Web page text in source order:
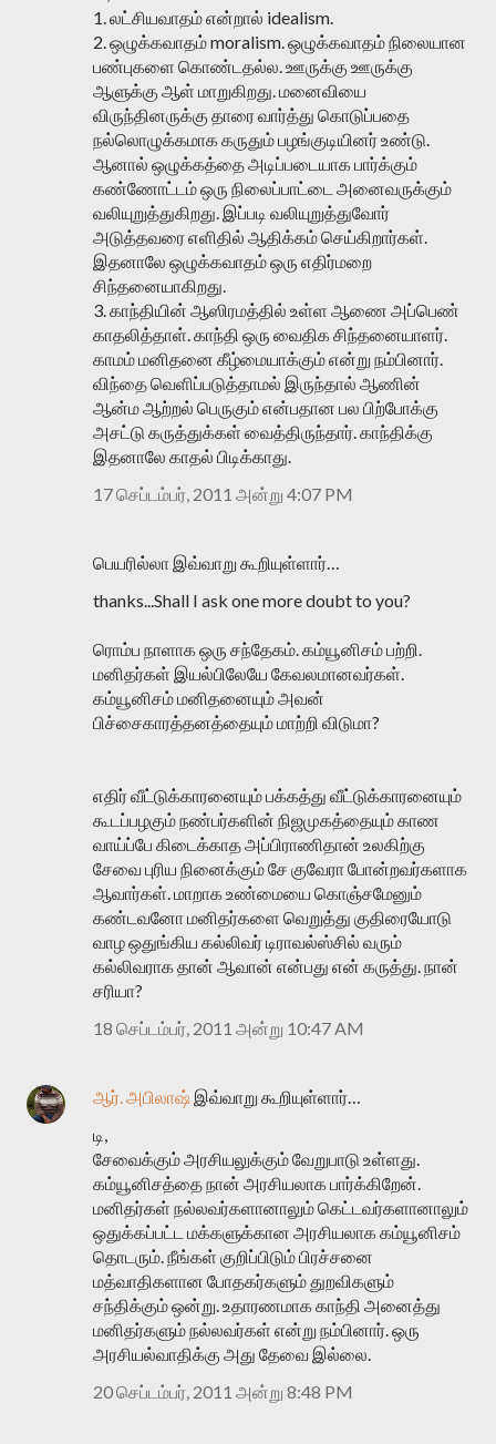
1. லட்சியவாதம் என்றால் idealism.
2. ஒழுக்கவாதம் moralism. ஒழுக்கவாதம் நிலையான
பண்புகளை கொண்டதல்ல. ஊருக்கு ஊருக்கு
ஆளுக்கு ஆள் மாறுகிறது. மனைவியை
விருந்தினருக்கு தாரை வார்த்து கொடுப்பதை
நல்லொழுக்கமாக கருதும் பழங்குடியினர் உண்டு.
ஆனால் ஒழுக்கத்தை அடிப்படையாக பார்க்கும்
கண்ணோட்டம் ஒரு நிலைப்பாட்டை அனைவருக்கும்
வலியுறுத்துகிறது. இப்படி வலியுறுத்துவோர்
அடுத்தவரை எளிதில் ஆதிக்கம் செய்கிறார்கள்.
இதனாலே ஒழுக்கவாதம் ஒரு எதிர்மறை
சிந்தனையாகிறது.
3. காந்தியின் ஆஸிரமத்தில் உள்ள ஆணை அப்பெண்
காதலித்தாள். காந்தி ஒரு வைதிக சிந்தனையாளர்.
காமம் மனிதனை கீழ்மையாக்கும் என்று நம்பினார்.
விந்தை வெளிப்படுத்தாமல் இருந்தால் ஆணின்
ஆன்ம ஆற்றல் பெருகும் என்பதான பல பிற்போக்கு
அசட்டு கருத்துக்கள் வைத்திருந்தார். காந்திக்கு
இதனாலே காதல் பிடிக்காது.
17 செப்டம்பர், 2011 அன்று 4:07 PM
பெயரில்லா இவ்வாறு கூறியுள்ளார்…
thanks...Shall I ask one more doubt to you?
ரொம்ப நாளாக ஒரு சந்தேகம். கம்யூனிசம் பற்றி.
மனிதர்கள் இயல்பிலேயே கேவலமானவர்கள்.
கம்யூனிசம் மனிதனையும் அவன்
பிச்சைகாரத்தனத்தையும் மாற்றி விடுமா?
எதிர் வீட்டுக்காரனையும் பக்கத்து வீட்டுக்காரனையும்
கூடப்பழகும் நண்பர்களின் நிஜமுகத்தையும் காண
வாய்ப்பே கிடைக்காத அப்பிராணிதான் உலகிற்கு
சேவை புரிய நினைக்கும் சே குவேரா போன்றவர்களாக
ஆவார்கள். மாறாக உண்மையை கொஞ்சமேனும்
கண்டவனோ மனிதர்களை வெறுத்து குதிரையோடு
வாழ ஒதுங்கிய கல்லிவர் டிராவல்ஸ்சில் வரும்
கல்லிவராக தான் ஆவான் என்பது என் கருத்து. நான்
சரியா?
18 செப்டம்பர், 2011 அன்று 10:47 AM
ஆர். அபிலாஷ் இவ்வாறு கூறியுள்ளார்…
டி,
சேவைக்கும் அரசியலுக்கும் வேறுபாடு உள்ளது.
கம்யூனிசத்தை நான் அரசியலாக பார்க்கிறேன்.
மனிதர்கள் நல்லவர்களானாலும் கெட்டவர்களானாலும்
ஒதுக்கப்பட்ட மக்களுக்கான அரசியலாக கம்யூனிசம்
தொடரும். நீங்கள் குறிப்பிடும் பிரச்சனை
மத்வாதிகளான போதகர்களும் துறவிகளும்
சந்திக்கும் ஒன்று. உதாரணமாக காந்தி அனைத்து
மனிதர்களும் நல்லவர்கள் என்று நம்பினார். ஒரு
அரசியல்வாதிக்கு அது தேவை இல்லை.
20 செப்டம்பர், 2011 அன்று 8:48 PM